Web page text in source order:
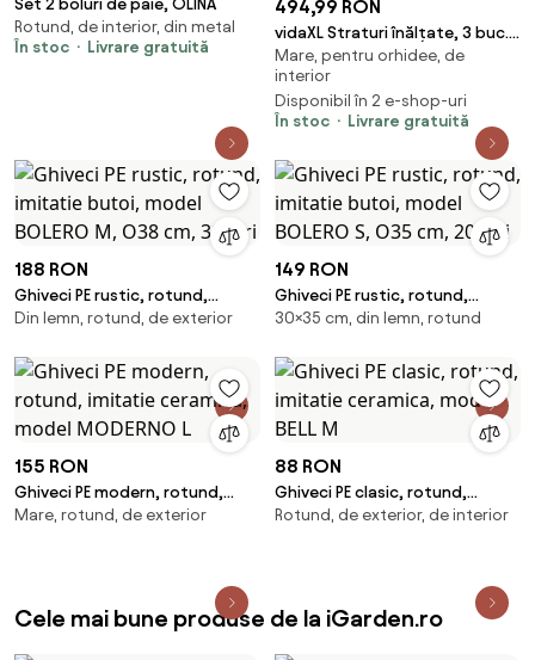
Set 2 boluri de paie, OLINA
Rotund, de interior, din metal
În stoc
Livrare gratuită
494,99 RON
vidaXL Straturi înălțate, 3 buc.,
negru, zambilă de apă
Mare, pentru orhidee, de
interior
Disponibil în 2 e-shop-uri
În stoc
Livrare gratuită
188 RON
Ghiveci PE rustic, rotund,
imitatie butoi, model BOLERO
Din lemn, rotund, de exterior
149 RON
Ghiveci PE rustic, rotund,
imitatie butoi, model BOLERO S,
30×35 cm, din lemn, rotund
155 RON
Ghiveci PE modern, rotund,
imitatie ceramica, model
Mare, rotund, de exterior
88 RON
Ghiveci PE clasic, rotund,
imitatie ceramica, model BELL M
Rotund, de exterior, de interior
Cele mai bune produse de la iGarden.ro